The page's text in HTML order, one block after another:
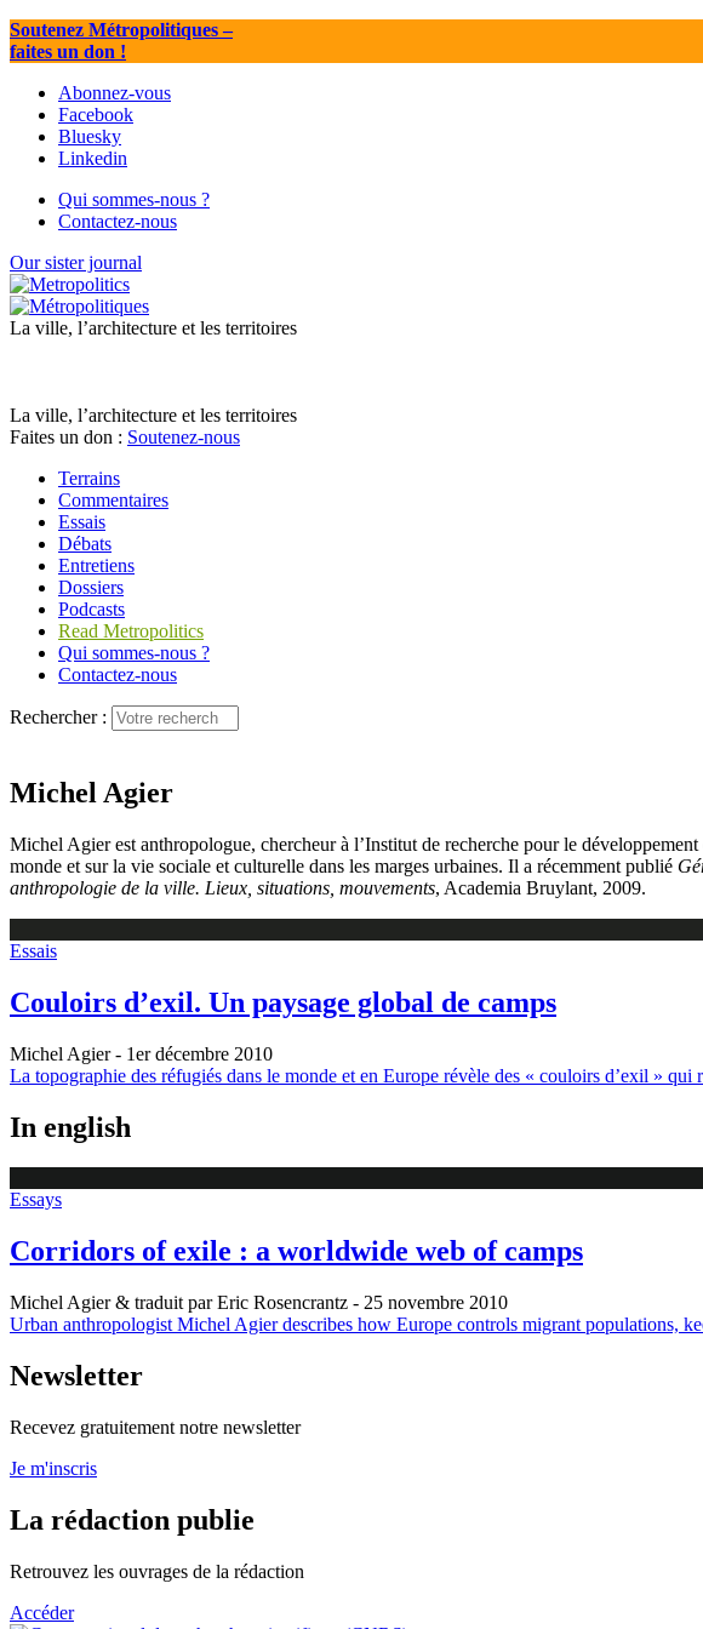
Soutenez Métropolitiques–
faites un don !
Abonnez-vous
Facebook
Bluesky
Linkedin
Qui sommes-nous ?
Contactez-nous
Our sister journal
La ville, l’architecture et les territoires
La ville, l’architecture et les territoires
Faites un don : Soutenez-nous
Terrains
Commentaires
Essais
Débats
Entretiens
Dossiers
Podcasts
Read Metropolitics
Qui sommes-nous ?
Contactez-nous
Rechercher :
Michel Agier
Michel Agier est anthropologue, chercheur à l’Institut de recherche pour le
monde et sur la vie sociale et culturelle dans les marges urbaines. Il a récemment publié
anthropologie de la ville. Lieux, situations, mouvements, Academia Bruylant, 2009.
Essais
Couloirs d’exil. Un paysage global de camps
Michel Agier- 1er décembre 2010
La topographie des réfugiés dans le monde et en Europe révèle des « couloirs d’exil » qui
In english
Essays
Corridors of exile : a worldwide web of camps
Michel Agier & traduit par Eric Rosencrantz - 25 novembre 2010
Urban anthropologist Michel Agier describes how Europe controls migrant populations,
Newsletter
Recevez gratuitement notre newsletter
Je m'inscris
La rédaction publie
Retrouvez les ouvrages de la rédaction
Accéder